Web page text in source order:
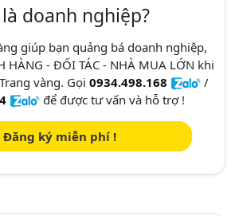
doanh nghiệp?
giúp bạn quảng bá doanh nghiệp,
HÀNG - ĐỐI TÁC - NHÀ MUA LỚN khi
vàng. Gọi 0934.498.168
/
để được tư vấn và hỗ trợ !
Đăng ký miễn phí !